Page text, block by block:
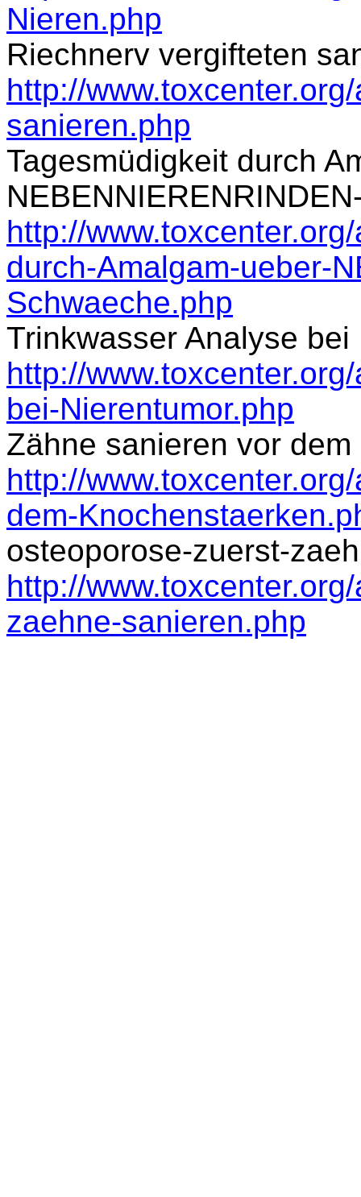
Nieren.php
Riechnerv vergifteten
http://
sanieren.php
Tagesmüdigkeit durch
http://
durch-Amalgam-ueber-
Schwaeche.php
Trinkwasser Analyse bei
http://
bei-Nierentumor.php
Zähne sanieren vor
http://
dem-
osteoporose-zuerst-
http://
zaehne-sanieren.php